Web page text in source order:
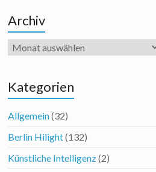
Archiv
Archiv
Kategorien
Allgemein(32)
Berlin Hilight(132)
Künstliche Intelligenz(2)